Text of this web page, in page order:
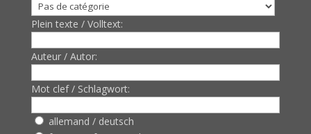
Plein texte / Volltext:
Auteur / Autor:
Mot clef / Schlagwort:
allemand / deutsch